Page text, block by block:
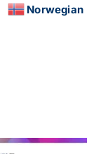
Norwegian